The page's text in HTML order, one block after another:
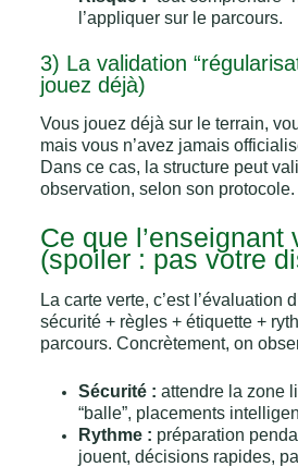
l’appliquer sur le parcours.
3) La validation
jouez déjà)
Vous jouez déjà sur le terrain,
mais vous n’avez jamais
Dans ce cas, la structure peut
observation, selon son protocole.
Ce que l’enseignant
(spoiler : pas votre
La carte verte, c’est l’évaluation
sécurité + règles + étiquette +
parcours. Concrètement, on
Sécurité : attendre la zone
“balle”, placements
Rythme : préparation
jouent, décisions rapides,